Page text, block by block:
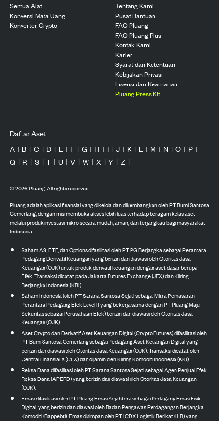
Semua Alat
Konversi Mata Uang
Konverter Crypto
Tentang Kami
Pusat Bantuan
FAQ Pluang
FAQ Pluang Plus
Kontak Kami
Karier
Syarat dan Ketentuan
Kebijakan Privasi
Lisensi dan Keamanan
Pluang Press Kit
Daftar Aset
A | B | C | D | E | F | G | H | I | J | K | L | M | N | O | P |
Q | R | S | T | U | V | W | X | Y | Z |
©2026Pluang. All rights reserved.
Pluang adalah aplikasi finansial yang dikelola dan dikembangkan oleh PT Bumi Santosa
Cemerlang, dengan misi membuka akses lebih luas terhadap beragam kelas aset
melalui produk investasi mikro secara mudah, aman, dan terjangkau bagi masyarakat
Indonesia.
Saham AS, ETF, dan Options difasilitasi oleh PT PG Berjangka sebagai Perantara
Pedagang Derivatif Keuangan yang berizin dan diawasi oleh Otoritas Jasa
Keuangan (OJK) untuk produk derivatif keuangan dengan aset dasar berupa
Efek. Transaksi dicatat pada Jakarta Futures Exchange (JFX) dan Kliring
Berjangka Indonesia (KBI).
Saham Indonesia (oleh PT Sarana Santosa Sejati sebagai Mitra Pemasaran
Perantara Pedagang Efek Level II yang bekerja sama dengan PT Pluang Maju
Sekuritas sebagai Perusahaan Efek) berizin dan diawasi oleh Otoritas Jasa
Keuangan (OJK).
Aset Crypto dan Derivatif Aset Keuangan Digital (Crypto Futures) difasilitasi oleh
PT Bumi Santosa Cemerlang sebagai Pedagang Aset Keuangan Digital yang
berizin dan diawasi oleh Otoritas Jasa Keuangan (OJK). Transaksi dicatat oleh
Central Finansial X (CFX) dan dijamin oleh Kliring Komoditi Indonesia (KKI).
Reksa Dana difasilitasi oleh PT Sarana Santosa Sejati sebagai Agen Penjual Efek
Reksa Dana (APERD) yang berizin dan diawasi oleh Otoritas Jasa Keuangan
(OJK).
Emas difasilitasi oleh PT Pluang Emas Sejahtera sebagai Pedagang Emas Fisik
Digital, yang berizin dan diawasi oleh Badan Pengawas Perdagangan Berjangka
Komoditi (Bappebti). Emas disimpan oleh PT ICDX Logistik Berikat (ILB) yang